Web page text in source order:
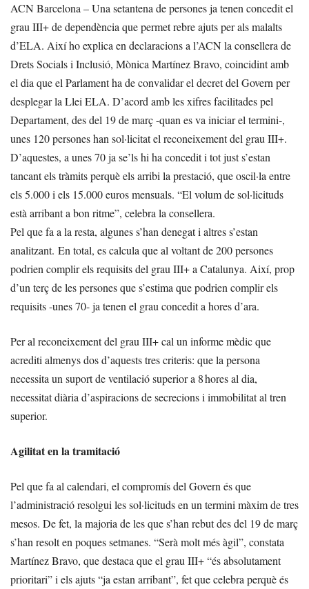
ACN Barcelona – Una setantena de persones ja tenen concedit el
grau III+ de dependència que permet rebre ajuts per als malalts
d’ELA. Així ho explica en declaracions a l’ACN la consellera de
Drets Socials i Inclusió, Mònica Martínez Bravo, coincidint amb
el dia que el Parlament ha de convalidar el decret del Govern per
desplegar la Llei ELA. D’acord amb les xifres facilitades pel
Departament, des del 19 de març -quan es va iniciar el termini-,
unes 120 persones han sol·licitat el reconeixement del grau III+.
D’aquestes, a unes 70 ja se’ls hi ha concedit i tot just s’estan
tancant els tràmits perquè els arribi la prestació, que oscil·la entre
els 5.000 i els 15.000 euros mensuals. “El volum de sol·licituds
està arribant a bon ritme”, celebra la consellera.
Pel que fa a la resta, algunes s’han denegat i altres s’estan
analitzant. En total, es calcula que al voltant de 200 persones
podrien complir els requisits del grau III+ a Catalunya. Així, prop
d’un terç de les persones que s’estima que podrien complir els
requisits -unes 70- ja tenen el grau concedit a hores d’ara.
Per al reconeixement del grau III+ cal un informe mèdic que
acrediti almenys dos d’aquests tres criteris: que la persona
necessita un suport de ventilació superior a 8 hores al dia,
necessitat diària d’aspiracions de secrecions i immobilitat al tren
superior.
Agilitat en la tramitació
Pel que fa al calendari, el compromís del Govern és que
l’administració resolgui les sol·licituds en un termini màxim de tres
mesos. De fet, la majoria de les que s’han rebut des del 19 de març
s’han resolt en poques setmanes. “Serà molt més àgil”, constata
Martínez Bravo, que destaca que el grau III+ “és absolutament
prioritari” i els ajuts “ja estan arribant”, fet que celebra perquè és